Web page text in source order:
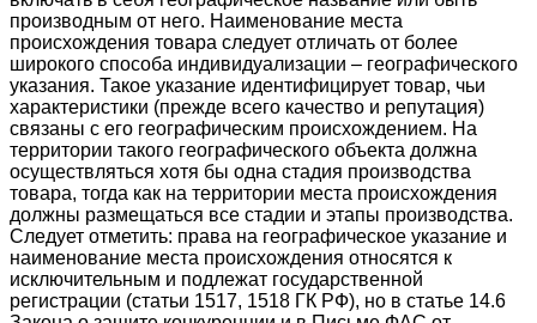
производным от него. Наименование места
происхождения товара следует отличать от более
широкого способа индивидуализации – географического
указания. Такое указание идентифицирует товар, чьи
характеристики (прежде всего качество и репутация)
связаны с его географическим происхождением. На
территории такого географического объекта должна
осуществляться хотя бы одна стадия производства
товара, тогда как на территории места происхождения
должны размещаться все стадии и этапы производства.
Следует отметить: права на географическое указание и
наименование места происхождения относятся к
исключительным и подлежат государственной
регистрации (статьи 1517, 1518 ГК РФ), но в статье 14.6